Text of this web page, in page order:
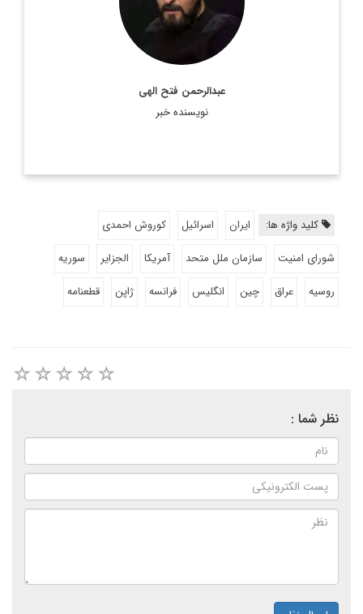
عبدالرحمن فتح الهی
نویسنده خبر
اطلاعات بیشتر
کلید واژه ها: ایران اسرائیل
کوروش احمدی
شورای امنیت
سازمان ملل متحد آمریکا الجزایر
سوریه
روسیه
عراق چین انگلیس فرانسه ژاپن قطعنامه
نظر شما :